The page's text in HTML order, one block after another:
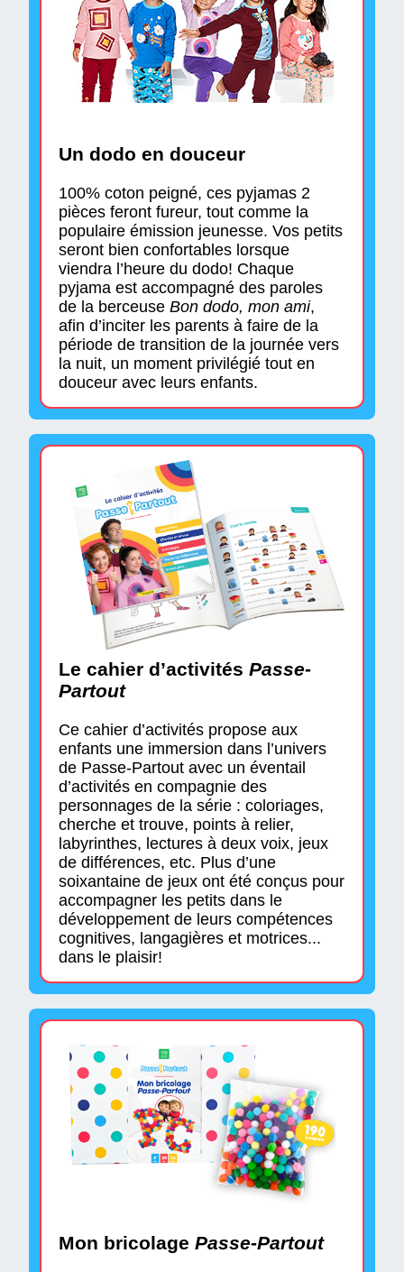
Un dodo en douceur
100% coton peigné, ces pyjamas 2
pièces feront fureur, tout comme la
populaire émission jeunesse. Vos petits
seront bien confortables lorsque
viendra l’heure du dodo! Chaque
pyjama est accompagné des paroles
de la berceuseBon dodo, mon ami,
afin d’inciter les parents à faire de la
période de transition de la journée vers
la nuit, un moment privilégié tout en
douceur avec leurs enfants.
Le cahier d’activitésPasse-
Partout
Ce cahier d’activités propose aux
enfants une immersion dans l’univers
de Passe-Partout avec un éventail
d’activités en compagnie des
personnages de la série : coloriages,
cherche et trouve, points à relier,
labyrinthes, lectures à deux voix, jeux
de différences, etc. Plus d’une
soixantaine de jeux ont été conçus pour
accompagner les petits dans le
développement de leurs compétences
cognitives, langagières et motrices...
dans le plaisir!
Mon bricolagePasse-Partout